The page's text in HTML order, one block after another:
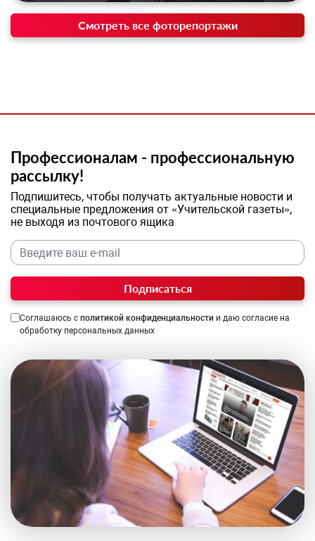
Смотреть все фоторепортажи
Профессионалам - профессиональную
рассылку!
Подпишитесь, чтобы получать актуальные новости и
специальные предложения от «Учительской газеты»,
не выходя из почтового ящика
Подписаться
Соглашаюсь с политикой конфиденциальности и даю согласие на
обработку персональных данных